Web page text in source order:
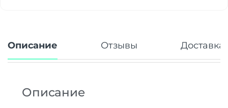
Описание Отзывы Доставка
Описание